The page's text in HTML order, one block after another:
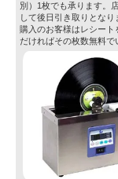
別）1枚でも承ります。
して後日引き取りとなり
購入のお客様はレシート
だければその枚数無料で